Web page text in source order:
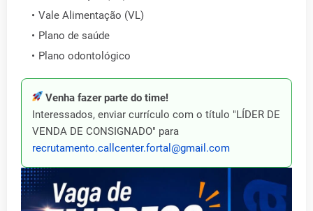
Vale Alimentação (VL)
Plano de saúde
Plano odontológico
Venha fazer parte do time!
Interessados, enviar currículo com o título "LÍDER DE
VENDA DE CONSIGNADO" para
recrutamento.callcenter.fortal@gmail.com